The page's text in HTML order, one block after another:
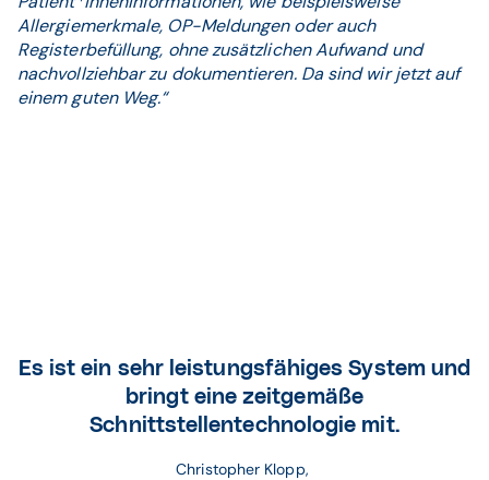
Allergiemerkmale, OP-Meldungen oder auch
Registerbefüllung, ohne zusätzlichen Aufwand und
nachvollziehbar zu dokumentieren. Da sind wir jetzt auf
einem guten Weg.“
Es ist ein sehr leistungsfähiges System und
bringt eine zeitgemäße
Schnittstellentechnologie mit.
Christopher Klopp,